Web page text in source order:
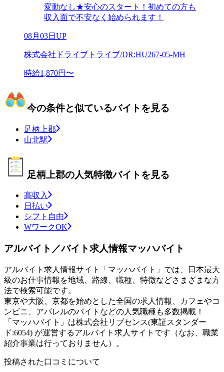
変動なし★安心のスタート！初めての方も
収入面で不安なく始められます！
08月03日UP
株式会社ドライブトライブ/DR:HU267-05-MH
時給1,870円〜
今の条件と似ているバイトを見る
足柄上郡
山北駅
足柄上郡の人気特徴バイトを見る
高収入
日払い
シフト自由
WワークOK
アルバイト／バイト求人情報マッハバイト
アルバイト求人情報サイト「マッハバイト」では、日本最大
級のお仕事情報を地域、路線、職種、特徴などさまざまな方
法で検索可能です。
東京や大阪、京都を始めとした全国の求人情報、カフェやコ
ンビニ、アパレルのバイトなどの人気職種も多数掲載！
「マッハバイト」は株式会社リブセンス(東証スタンダー
ド:6054) が運営するアルバイト求人サイトです（なお、職業
紹介事業は行っておりません）。
投稿された口コミについて